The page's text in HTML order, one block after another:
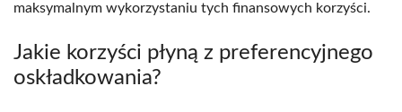
maksymalnym wykorzystaniu tych finansowych korzyści.
Jakie korzyści płyną z preferencyjnego
oskładkowania?